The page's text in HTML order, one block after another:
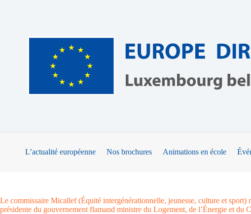
L’actualité européenne Nos brochures Animations en école
Le commissaire Micallef (Équité intergénérationnelle, jeunesse, culture et
présidente du gouvernement flamand ministre du Logement, de l’Énergie et du